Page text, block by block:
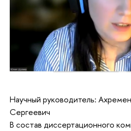
Научный руководитель:
Сергеевич
В состав диссертационного